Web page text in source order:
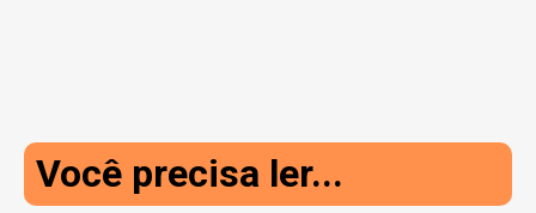
Você precisa ler...